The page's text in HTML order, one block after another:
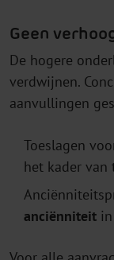
Geen
De hogere
verdwijnen.
aanvullingen
Toeslagen
het kader
anciënniteit